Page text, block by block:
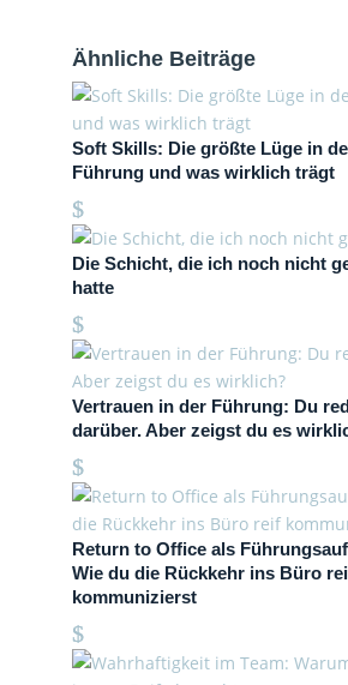
Ähnliche Beiträge
Soft Skills: Die größte Lüge in
Führung und was wirklich trägt
Die Schicht, die ich noch nicht
hatte
Vertrauen in der Führung: Du
darüber. Aber zeigst du es
Return to Office als
Wie du die Rückkehr ins Büro
kommunizierst